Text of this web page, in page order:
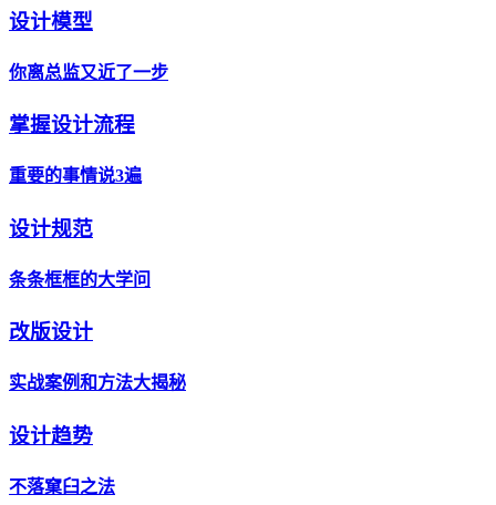
设计模型
你离总监又近了一步
掌握设计流程
重要的事情说3遍
设计规范
条条框框的大学问
改版设计
实战案例和方法大揭秘
设计趋势
不落窠臼之法